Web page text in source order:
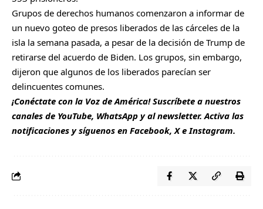
Grupos de derechos humanos comenzaron a informar de
un nuevo goteo de presos liberados de las cárceles de la
isla la semana pasada, a pesar de la decisión de Trump de
retirarse del acuerdo de Biden. Los grupos, sin embargo,
dijeron que algunos de los liberados parecían ser
delincuentes comunes.
¡Conéctate con la Voz de América! Suscríbete a nuestros
canales de YouTube, WhatsApp y alnewsletter. Activa las
notificaciones y síguenos en Facebook, Xe Instagram.